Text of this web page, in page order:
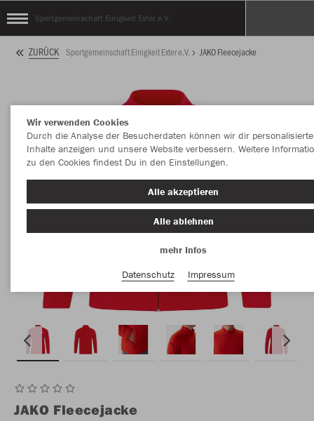
Sportgemeinschaft Einigkeit Exter e.V.
ZURÜCK Sportgemeinschaft Einigkeit Exter e.V. JAKO Fleecejacke
JAKO Fleecejacke
Wir verwenden Cookies
Durch die Analyse der Besucherdaten können wir dir personalisierte
Inhalte anzeigen und unsere Website verbessern. Weitere
zu den Cookies findest Du in den Einstellungen.
Alle akzeptieren
Alle ablehnen
mehr Infos
Datenschutz
Impressum